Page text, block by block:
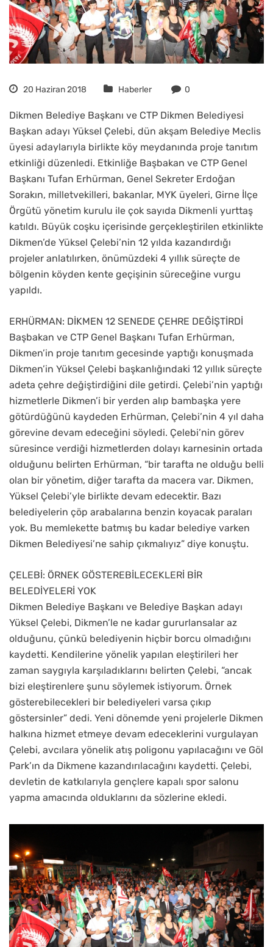
20 Haziran 2018 Haberler 0
Dikmen Belediye Başkanı ve CTP Dikmen Belediyesi
Başkan adayı Yüksel Çelebi, dün akşam Belediye Meclis
üyesi adaylarıyla birlikte köy meydanında proje tanıtım
etkinliği düzenledi. Etkinliğe Başbakan ve CTP Genel
Başkanı Tufan Erhürman, Genel Sekreter Erdoğan
Sorakın, milletvekilleri, bakanlar, MYK üyeleri, Girne İlçe
Örgütü yönetim kurulu ile çok sayıda Dikmenli yurttaş
katıldı. Büyük coşku içerisinde gerçekleştirilen etkinlikte
Dikmen’de Yüksel Çelebi’nin 12 yılda kazandırdığı
projeler anlatılırken, önümüzdeki 4 yıllık süreçte de
bölgenin köyden kente geçişinin süreceğine vurgu
yapıldı.
ERHÜRMAN: DİKMEN 12 SENEDE ÇEHRE DEĞİŞTİRDİ
Başbakan ve CTP Genel Başkanı Tufan Erhürman,
Dikmen’in proje tanıtım gecesinde yaptığı konuşmada
Dikmen’in Yüksel Çelebi başkanlığındaki 12 yıllık süreçte
adeta çehre değiştirdiğini dile getirdi. Çelebi’nin yaptığı
hizmetlerle Dikmen’i bir yerden alıp bambaşka yere
götürdüğünü kaydeden Erhürman, Çelebi’nin 4 yıl daha
görevine devam edeceğini söyledi. Çelebi’nin görev
süresince verdiği hizmetlerden dolayı karnesinin ortada
olduğunu belirten Erhürman, “bir tarafta ne olduğu belli
olan bir yönetim, diğer tarafta da macera var. Dikmen,
Yüksel Çelebi’yle birlikte devam edecektir. Bazı
belediyelerin çöp arabalarına benzin koyacak paraları
yok. Bu memlekette batmış bu kadar belediye varken
Dikmen Belediyesi’ne sahip çıkmalıyız” diye konuştu.
ÇELEBİ: ÖRNEK GÖSTEREBİLECEKLERİ BİR
BELEDİYELERİ YOK
Dikmen Belediye Başkanı ve Belediye Başkan adayı
Yüksel Çelebi, Dikmen’le ne kadar gururlansalar az
olduğunu, çünkü belediyenin hiçbir borcu olmadığını
kaydetti. Kendilerine yönelik yapılan eleştirileri her
zaman saygıyla karşıladıklarını belirten Çelebi, “ancak
bizi eleştirenlere şunu söylemek istiyorum. Örnek
gösterebilecekleri bir belediyeleri varsa çıkıp
göstersinler” dedi. Yeni dönemde yeni projelerle Dikmen
halkına hizmet etmeye devam edeceklerini vurgulayan
Çelebi, avcılara yönelik atış poligonu yapılacağını ve Göl
Park’ın da Dikmene kazandırılacağını kaydetti. Çelebi,
devletin de katkılarıyla gençlere kapalı spor salonu
yapma amacında olduklarını da sözlerine ekledi.